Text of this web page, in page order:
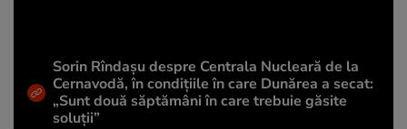
Sorin Rîndașu despre Centrala Nucleară de la
Cernavodă, în condițiile în care Dunărea a secat:
„Sunt două săptămâni în care trebuie găsite
soluții”